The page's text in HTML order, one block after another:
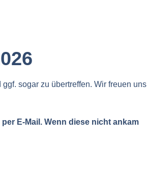
sogar zu übertreffen. Wir freuen uns
E-Mail. Wenn diese nicht ankam